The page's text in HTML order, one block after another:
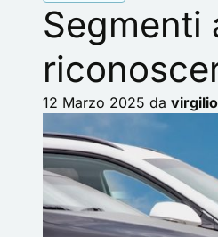
Segmenti
12 Marzo 2025 da